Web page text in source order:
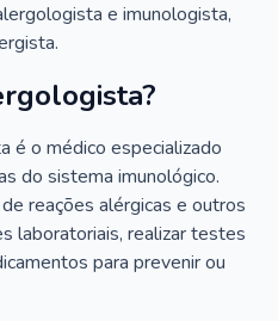
e imunologista,
é o médico especializado
do sistema imunológico.
reações alérgicas e outros
laboratoriais, realizar testes
para prevenir ou